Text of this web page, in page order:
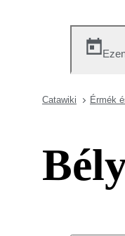
Catawiki Érmék